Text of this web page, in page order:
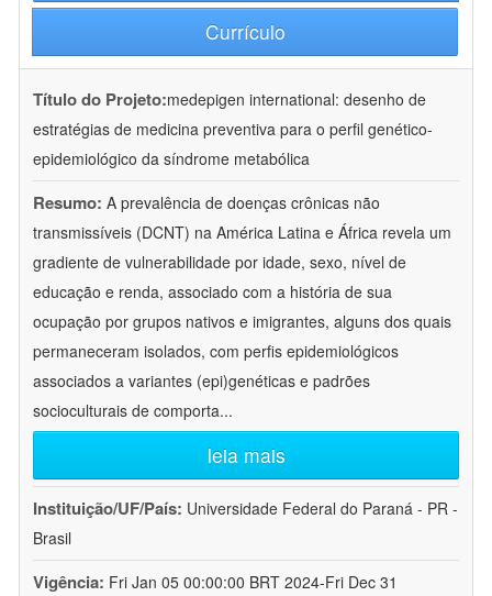
Currículo
Título do Projeto:medepigen international: desenho de
estratégias de medicina preventiva para o perfil genético-
epidemiológico da síndrome metabólica
Resumo: A prevalência de doenças crônicas não
transmissíveis (DCNT) na América Latina e África revela um
gradiente de vulnerabilidade por idade, sexo, nível de
educação e renda, associado com a história de sua
ocupação por grupos nativos e imigrantes, alguns dos quais
permaneceram isolados, com perfis epidemiológicos
associados a variantes (epi)genéticas e padrões
socioculturais de comporta...
leia mais
Instituição/UF/País: Universidade Federal do Paraná - PR -
Brasil
Vigência: Fri Jan 05 00:00:00 BRT 2024-Fri Dec 31